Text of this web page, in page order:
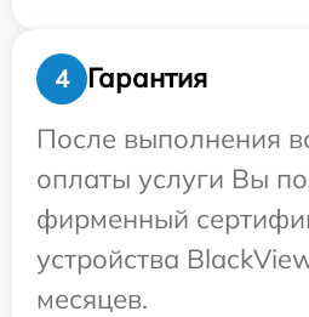
4
Гарантия
После выполнения
оплаты услуги Вы
фирменный
устройства
месяцев.